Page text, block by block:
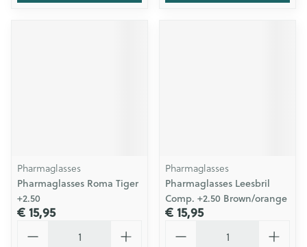
Pharmaglasses
Pharmaglasses Roma Tiger
+2.50
€ 15,95
Pharmaglasses
Pharmaglasses Leesbril
Comp. +2.50 Brown/orange
€ 15,95